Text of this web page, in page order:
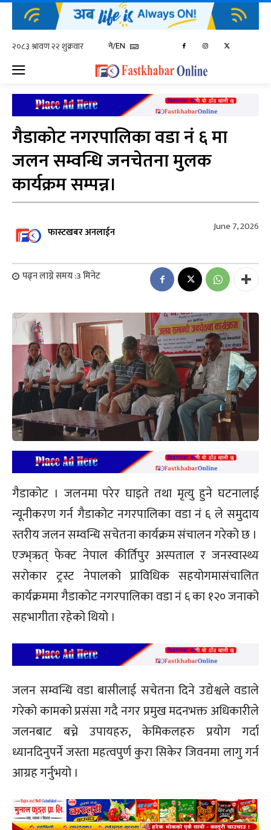
ने/EN
गैडाकोट नगरपालिका वडा नं ६ मा
जलन सम्वन्धि जनचेतना मुलक
कार्यक्रम सम्पन्न।
फास्टखबर अनलाईन June 7, 2026
पढ्न लाग्ने समय :3मिनेट
गैडाकोट । जलनमा परेर घाइते तथा मृत्यु हुने घटनालाई
न्यूनीकरण गर्न गैडाकोट नगरपालिका वडा नं ६ ले समुदाय
स्तरीय जलन सम्वन्धि सचेतना कार्यक्रम संचालन गरेको छ ।
एज्भ्ऋत् फेक्ट नेपाल कीर्तिपुर अस्पताल र जनस्वास्थ्य
सरोकार ट्रस्ट नेपालको प्राविधिक सहयोगमासंचालित
कार्यक्रममा गैडाकोट नगरपालिका वडा नं ६ का १२० जनाको
सहभागीता रहेको थियो ।
जलन सम्वन्धि वडा बासीलाई सचेतना दिने उद्येश्वले वडाले
गरेको कामको प्रसंसा गदै नगर प्रमुख मदनभक्त अधिकारीले
जलनबाट बच्ने उपायहरु, केमिकलहरु प्रयोग गर्दा
ध्यानदिनुपर्ने जस्ता महत्वपुर्ण कुरा सिकेर जिवनमा लागु गर्न
आग्रह गर्नुभयो ।